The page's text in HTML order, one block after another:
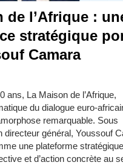
de l’Afrique :
stratégique
Camara
ans, La Maison de l’Afrique,
du dialogue euro-
remarquable. Sous
directeur général, Youssouf
une plateforme stratégique
et d’action concrète au